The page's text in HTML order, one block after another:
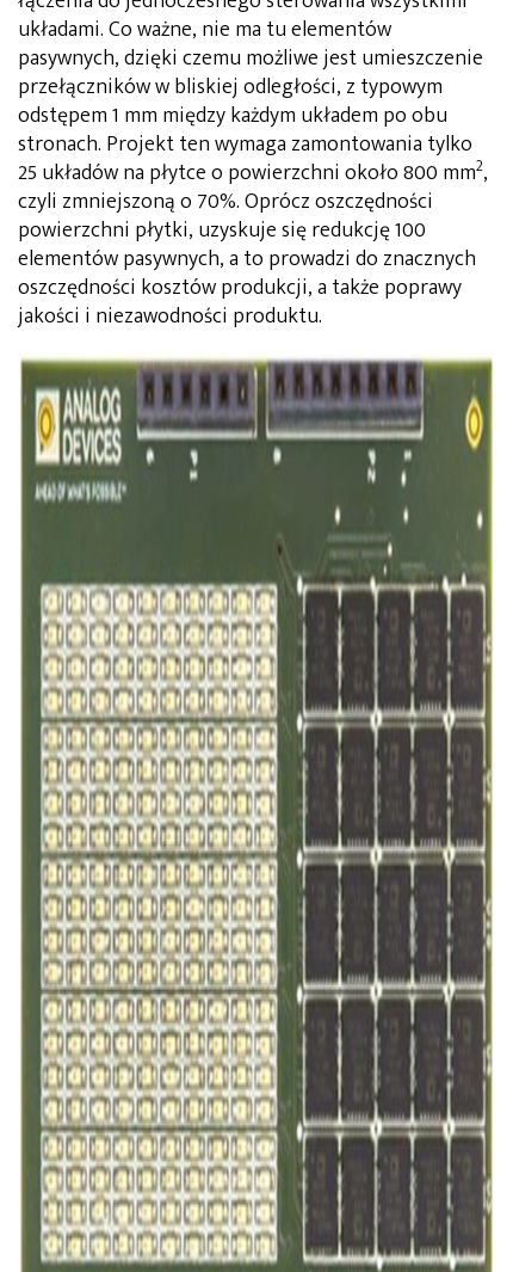
układami. Co ważne, nie ma tu elementów
pasywnych, dzięki czemu możliwe jest umieszczenie
przełączników w bliskiej odległości, z typowym
odstępem 1 mm między każdym układem po obu
stronach. Projekt ten wymaga zamontowania tylko
25 układów na płytce o powierzchni około 800 mm2,
czyli zmniejszoną o 70%. Oprócz oszczędności
powierzchni płytki, uzyskuje się redukcję 100
elementów pasywnych, a to prowadzi do znacznych
oszczędności kosztów produkcji, a także poprawy
jakości i niezawodności produktu.